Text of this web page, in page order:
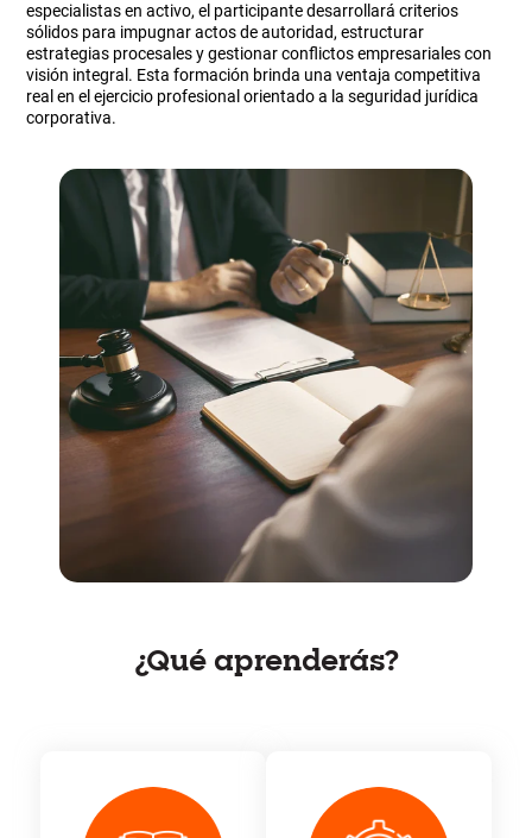
especialistas en activo, el participante desarrollará criterios
sólidos para impugnar actos de autoridad, estructurar
estrategias procesales y gestionar conflictos empresariales con
visión integral. Esta formación brinda una ventaja competitiva
real en el ejercicio profesional orientado a la seguridad jurídica
corporativa.
¿Qué aprenderás?